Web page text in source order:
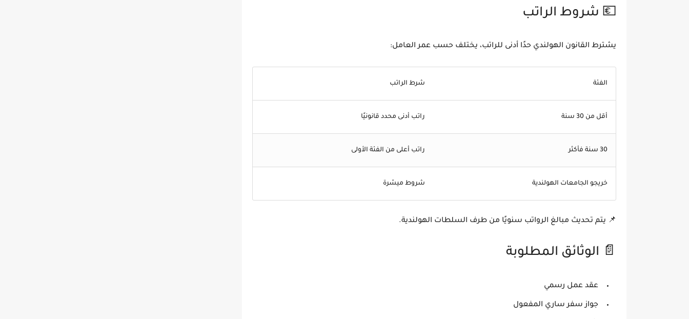
💶 شروط الراتب
يشترط القانون الهولندي حدًا أدنى للراتب، يختلف حسب عمر العامل:
الفئة شرط الراتب
أقل من 30 سنة راتب أدنى محدد قانونيًا
30 سنة فأكثر راتب أعلى من الفئة الأولى
خريجو الجامعات الهولندية شروط ميسّرة
📌 يتم تحديث مبالغ الرواتب سنويًا من طرف السلطات الهولندية.
📄 الوثائق المطلوبة
عقد عمل رسمي
جواز سفر ساري المفعول